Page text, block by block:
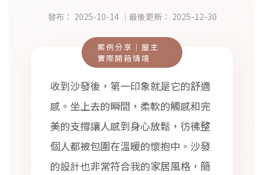
發布： 2025-10-14｜最後更新： 2025-12-30
案例分享｜屋主
實際開箱情境
收到沙發後，第一印象就是它的舒適
感。坐上去的瞬間，柔軟的觸感和完
美的支撐讓人感到身心放鬆，彷彿整
個人都被包圍在溫暖的懷抱中。沙發
的設計也非常符合我的家居風格，簡